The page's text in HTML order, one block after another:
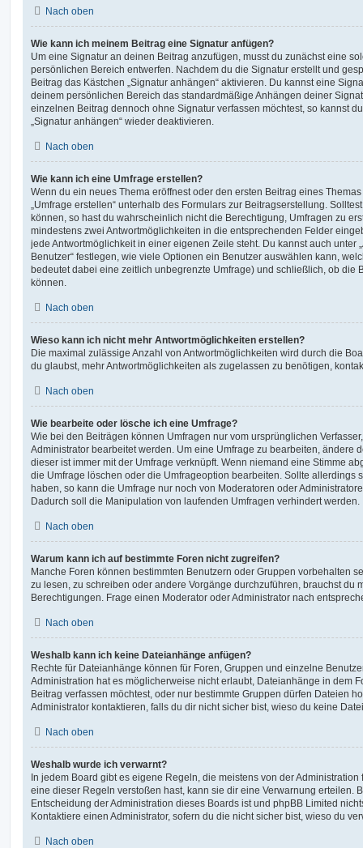
Nach oben
Wie kann ich meinem Beitrag eine Signatur anfügen?
Um eine Signatur an deinen Beitrag anzufügen, musst du zunächst eine
persönlichen Bereich entwerfen. Nachdem du die Signatur erstellt und
Beitrag das Kästchen „Signatur anhängen“ aktivieren. Du kannst eine
deinem persönlichen Bereich das standardmäßige Anhängen deiner
einzelnen Beitrag dennoch ohne Signatur verfassen möchtest, so kannst
„Signatur anhängen“ wieder deaktivieren.
Nach oben
Wie kann ich eine Umfrage erstellen?
Wenn du ein neues Thema eröffnest oder den ersten Beitrag eines
„Umfrage erstellen“ unterhalb des Formulars zur Beitragserstellung.
können, so hast du wahrscheinlich nicht die Berechtigung, Umfragen zu
mindestens zwei Antwortmöglichkeiten in die entsprechenden Felder
jede Antwortmöglichkeit in einer eigenen Zeile steht. Du kannst auch unter
Benutzer“ festlegen, wie viele Optionen ein Benutzer auswählen kann,
bedeutet dabei eine zeitlich unbegrenzte Umfrage) und schließlich, ob die
können.
Nach oben
Wieso kann ich nicht mehr Antwortmöglichkeiten erstellen?
Die maximal zulässige Anzahl von Antwortmöglichkeiten wird durch die
du glaubst, mehr Antwortmöglichkeiten als zugelassen zu benötigen,
Nach oben
Wie bearbeite oder lösche ich eine Umfrage?
Wie bei den Beiträgen können Umfragen nur vom ursprünglichen
Administrator bearbeitet werden. Um eine Umfrage zu bearbeiten, ändere
dieser ist immer mit der Umfrage verknüpft. Wenn niemand eine Stimme
die Umfrage löschen oder die Umfrageoption bearbeiten. Sollte allerdings
haben, so kann die Umfrage nur noch von Moderatoren oder
Dadurch soll die Manipulation von laufenden Umfragen verhindert werden.
Nach oben
Warum kann ich auf bestimmte Foren nicht zugreifen?
Manche Foren können bestimmten Benutzern oder Gruppen vorbehalten
zu lesen, zu schreiben oder andere Vorgänge durchzuführen, brauchst du
Berechtigungen. Frage einen Moderator oder Administrator nach
Nach oben
Weshalb kann ich keine Dateianhänge anfügen?
Rechte für Dateianhänge können für Foren, Gruppen und einzelne
Administration hat es möglicherweise nicht erlaubt, Dateianhänge in dem
Beitrag verfassen möchtest, oder nur bestimmte Gruppen dürfen Dateien
Administrator kontaktieren, falls du dir nicht sicher bist, wieso du keine
Nach oben
Weshalb wurde ich verwarnt?
In jedem Board gibt es eigene Regeln, die meistens von der
eine dieser Regeln verstoßen hast, kann sie dir eine Verwarnung erteilen.
Entscheidung der Administration dieses Boards ist und phpBB Limited
Kontaktiere einen Administrator, sofern du die nicht sicher bist, wieso du
Nach oben